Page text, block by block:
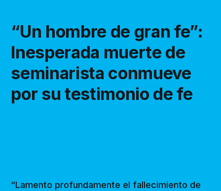
“Un hombre de gran fe”:
Inesperada muerte de
seminarista conmueve
por su testimonio de fe
“Lamento profundamente el fallecimiento de